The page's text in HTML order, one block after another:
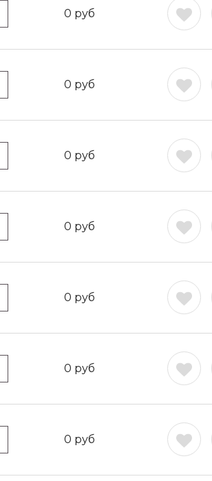
0 руб
0 руб
0 руб
0 руб
0 руб
0 руб
0 руб